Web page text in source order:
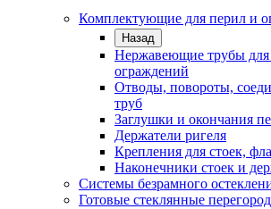
Комплектующие для перил и
Назад
Нержавеющие трубы для
ограждений
Отводы, повороты,
труб
Заглушки и окончания
Держатели ригеля
Крепления для стоек,
Наконечники стоек и
Системы безрамного
Готовые стеклянные